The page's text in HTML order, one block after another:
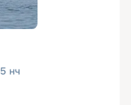
5 нч